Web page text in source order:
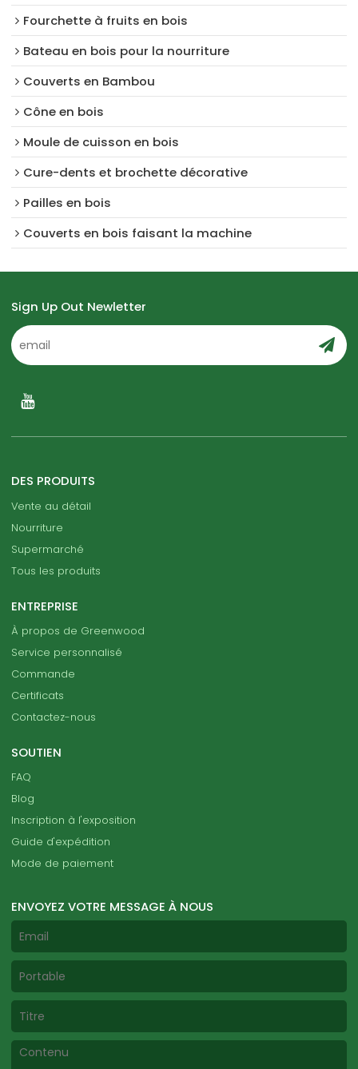
Fourchette à fruits en bois
Bateau en bois pour la nourriture
Couverts en Bambou
Cône en bois
Moule de cuisson en bois
Cure-dents et brochette décorative
Pailles en bois
Couverts en bois faisant la machine
Sign Up Out Newletter
DES PRODUITS
Vente au détail
Nourriture
Supermarché
Tous les produits
ENTREPRISE
À propos de Greenwood
Service personnalisé
Commande
Certificats
Contactez-nous
SOUTIEN
FAQ
Blog
Inscription à l'exposition
Guide d'expédition
Mode de paiement
ENVOYEZ VOTRE MESSAGE À NOUS